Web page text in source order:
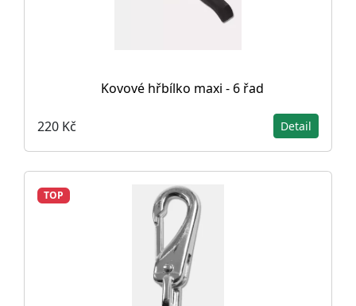
Kovové hřbílko maxi - 6 řad
220 Kč Detail
TOP